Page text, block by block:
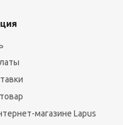
магазине Lapus